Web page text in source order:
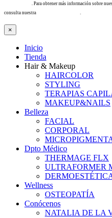
. Para obtener más información sobre
consulta nuestra
×
Inicio
Tienda
Hair & Makeup
HAIRCOLOR
STYLING
TERAPIAS
MAKEUP&NAILS
Belleza
FACIAL
CORPORAL
Dpto Médico
THERMAGE FLX
ULTRAFORMER
Wellness
OSTEOPATÍA
Conócenos
NATALIA DE LA